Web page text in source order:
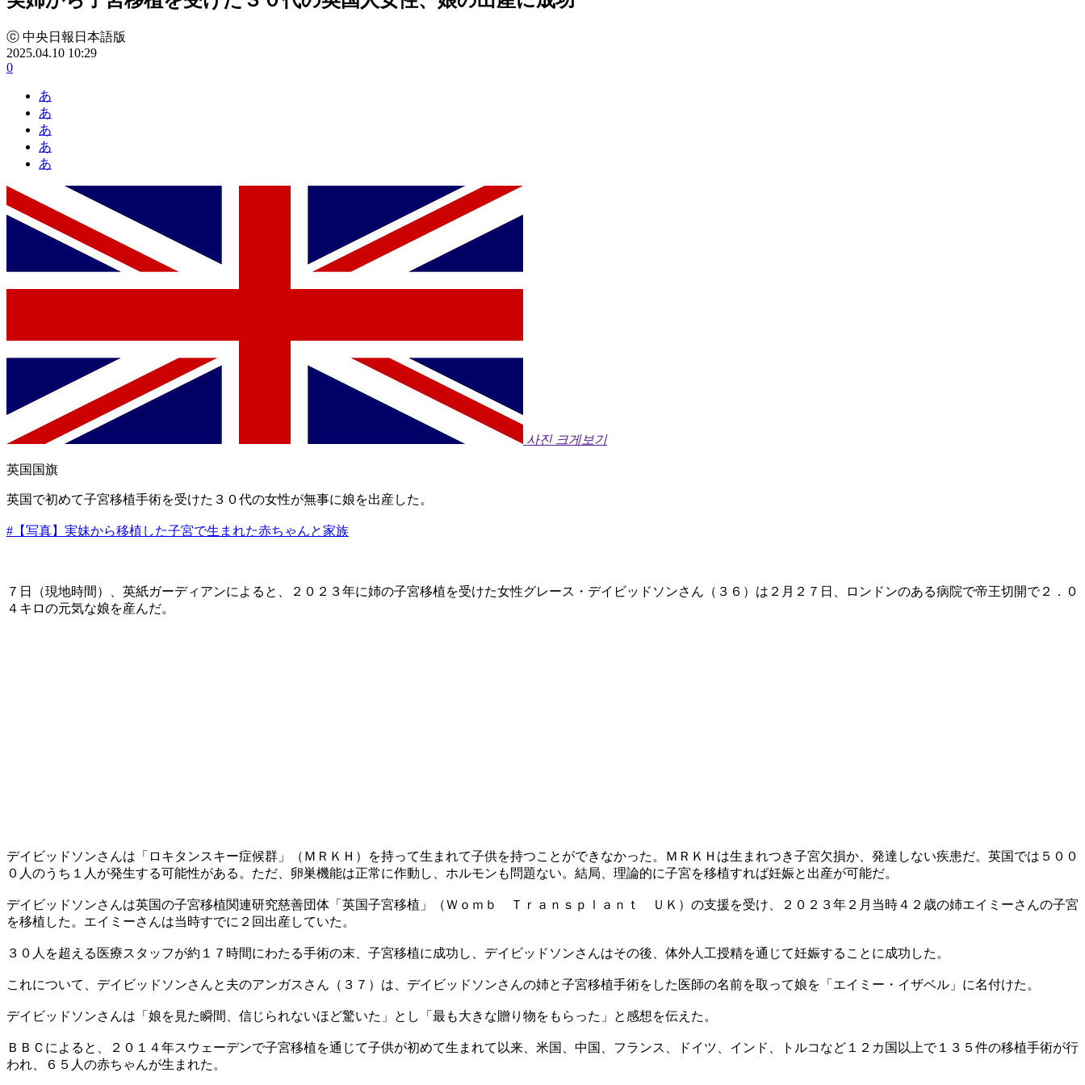
ⓒ 中央日報日本語版
2025.04.10 10:29
0
あ
あ
あ
あ
あ
사진 크게보기
英国国旗 ​
英国で初めて子宮移植手術を受けた３０代の女性が無事に娘を出産した。
#【写真】実妹から移植した子宮で生まれた赤ちゃんと家族
​７日（現地時間）、英紙ガーディアンによると、２０２３年に姉の子宮移植を受けた女性グレース・デイビッドソンさん（３６）は２月２７日、ロンドンのある病院で帝王切開で２．０
４キロの元気な娘を産んだ。
デイビッドソンさんは「ロキタンスキー症候群」（ＭＲＫＨ）を持って生まれて子供を持つことができなかった。ＭＲＫＨは生まれつき子宮欠損か、発達しない疾患だ。英国では５００
０人のうち１人が発生する可能性がある。ただ、卵巣機能は正常に作動し、ホルモンも問題ない。結局、理論的に子宮を移植すれば妊娠と出産が可能だ。
デイビッドソンさんは英国の子宮移植関連研究慈善団体「英国子宮移植」（Ｗｏｍｂ Ｔｒａｎｓｐｌａｎｔ ＵＫ）の支援を受け、２０２３年２月当時４２歳の姉エイミーさんの子宮
を移植した。エイミーさんは当時すでに２回出産していた。
​３０人を超える医療スタッフが約１７時間にわたる手術の末、子宮移植に成功し、デイビッドソンさんはその後、体外人工授精を通じて妊娠することに成功した。
​これについて、デイビッドソンさんと夫のアンガスさん（３７）は、デイビッドソンさんの姉と子宮移植手術をした医師の名前を取って娘を「エイミー・イザベル」に名付けた。
​デイビッドソンさんは「娘を見た瞬間、信じられないほど驚いた」とし「最も大きな贈り物をもらった」と感想を伝えた。
​ＢＢＣによると、２０１４年スウェーデンで子宮移植を通じて子供が初めて生まれて以来、米国、中国、フランス、ドイツ、インド、トルコなど１２カ国以上で１３５件の移植手術が行
われ、６５人の赤ちゃんが生まれた。